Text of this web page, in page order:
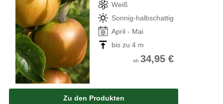
Weiß
Sonnig-halbschattig
April - Mai
bis zu 4 m
ab 34,95 €
Zu den Produkten